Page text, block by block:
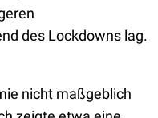
des Lockdowns lag.
nicht maßgeblich